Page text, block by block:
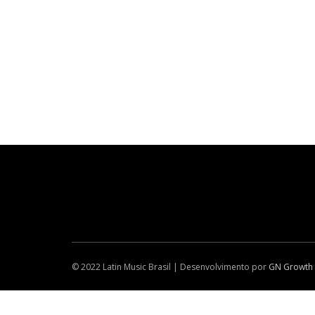
© 2022 Latin Music Brasil | Desenvolvimento por GN Growth